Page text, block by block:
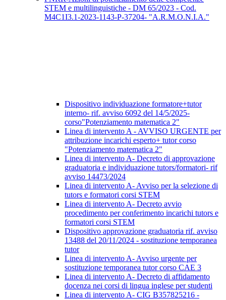
STEM e multilinguistiche - DM 65/2023 - Cod.
M4C1I3.1-2023-1143-P-37204- "A.R.M.O.N.I.A."
Dispositivo individuazione formatore+tutor
interno- rif. avviso 6092 del 14/5/2025-
corso"Potenziamento matematica 2"
Linea di intervento A - AVVISO URGENTE per
attribuzione incarichi esperto+ tutor corso
"Potenziamento matematica 2"
Linea di intervento A- Decreto di approvazione
graduatoria e individuazione tutors/formatori- rif
avviso 14473/2024
Linea di intervento A- Avviso per la selezione di
tutors e formatori corsi STEM
Linea di intervento A- Decreto avvio
procedimento per conferimento incarichi tutors e
formatori corsi STEM
Dispositivo approvazione graduatoria rif. avviso
13488 del 20/11/2024 - sostituzione temporanea
tutor
Linea di intervento A- Avviso urgente per
sostituzione temporanea tutor corso CAE 3
Linea di intervento A- Decreto di affidamento
docenza nei corsi di lingua inglese per studenti
Linea di intervento A- CIG B357825216 -